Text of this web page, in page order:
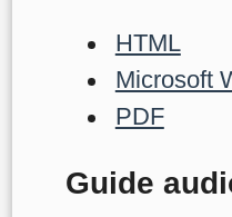
HTML
Microsoft
PDF
Guide